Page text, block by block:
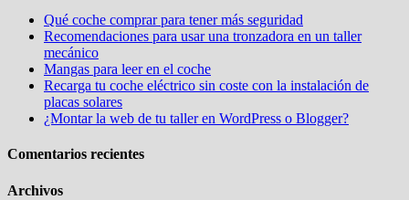
Qué coche comprar para tener más seguridad
Recomendaciones para usar una tronzadora en un taller
mecánico
Mangas para leer en el coche
Recarga tu coche eléctrico sin coste con la instalación de
placas solares
¿Montar la web de tu taller en WordPress o Blogger?
Comentarios recientes
Archivos